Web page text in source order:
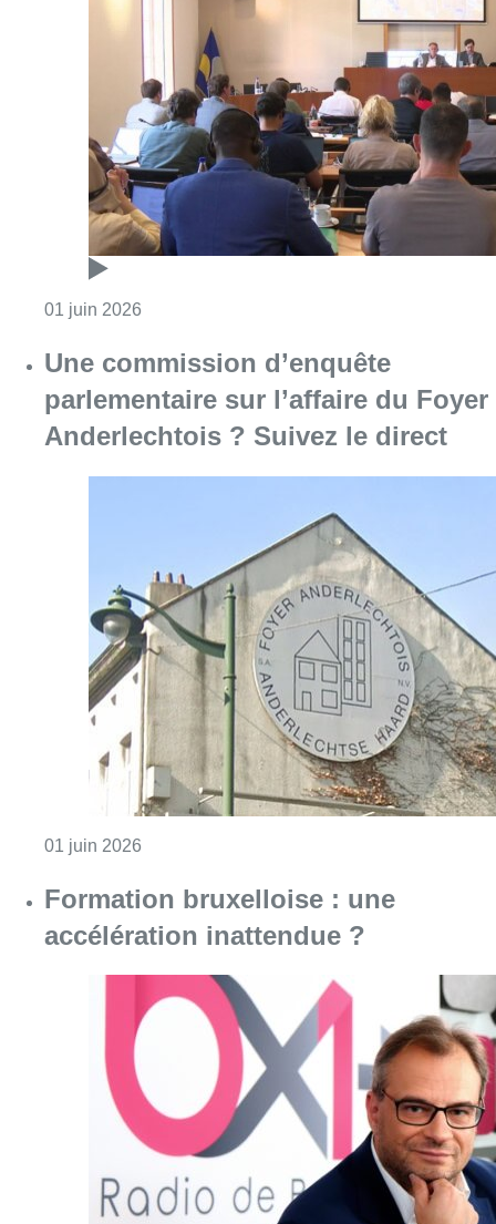
01 juin 2026
Une commission d’enquête
parlementaire sur l’affaire du Foyer
Anderlechtois ? Suivez le direct
01 juin 2026
Formation bruxelloise : une
accélération inattendue ?